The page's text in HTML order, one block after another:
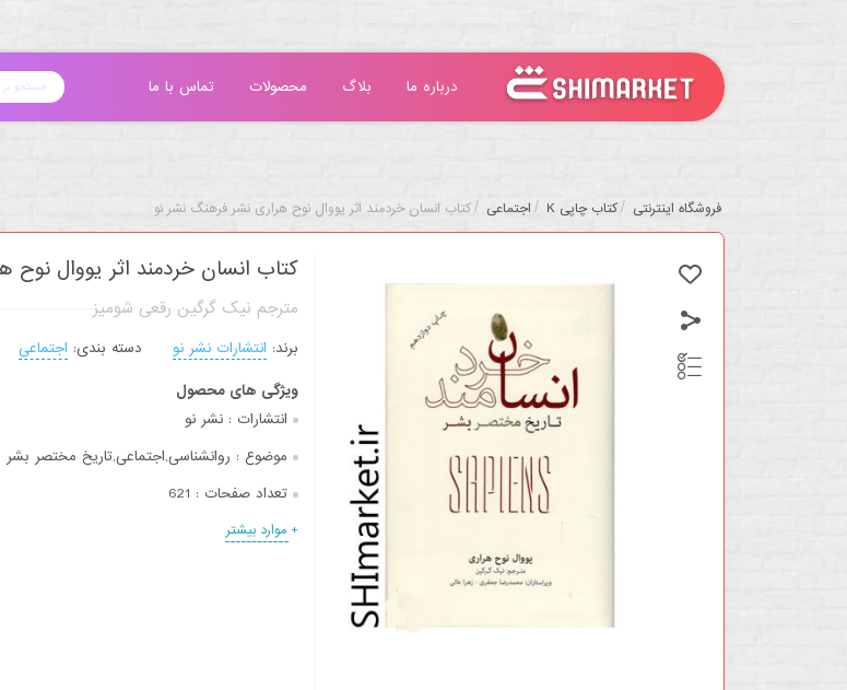
درباره ما بلاگ محصولات تماس با ما
فروشگاه اینترنتی /کتاب چاپی K / اجتماعی /کتاب انسان خردمند اثر یووال نوح هراری نشر فرهنگ نشر نو
کتاب انسان خردمند اثر یووال
مترجم نیک گرگین رقعی شومیز
برند: انتشارات نشر نو دسته بندی: اجتماعی
ویژگی های محصول
انتشارات :نشر نو
موضوع : روانشناسی,اجتماعی,تاریخ مختصر بشر
تعداد صفحات : 621
+ موارد بیشتر